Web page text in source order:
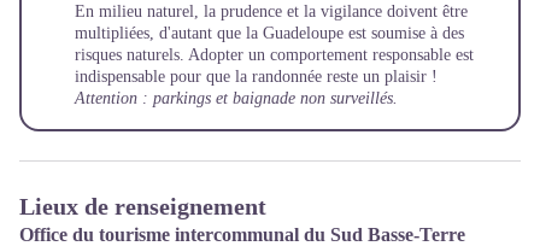
En milieu naturel, la prudence et la vigilance doivent être
multipliées, d'autant que la Guadeloupe est soumise à des
risques naturels. Adopter un comportement responsable est
indispensable pour que la randonnée reste un plaisir !
Attention : parkings et baignade non surveillés.
Lieux de renseignement
Office du tourisme intercommunal du Sud Basse-Terre